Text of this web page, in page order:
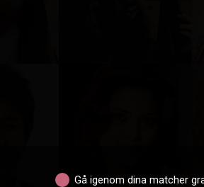
Gå igenom dina matcher